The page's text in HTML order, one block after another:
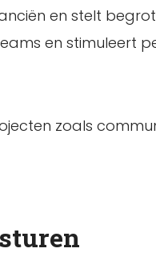
en stelt
en stimuleert
zoals